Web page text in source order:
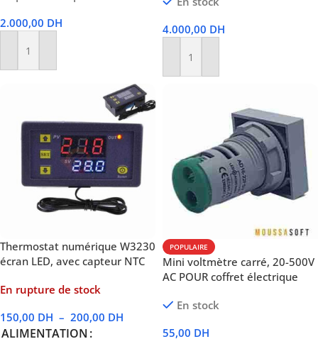
2.000,00 DH
Ajouter Au Panier
4.000,00 DH
Ajouter Au Panier
Thermostat numérique W3230
écran LED, avec capteur NTC
En rupture de stock
150,00 DH – 200,00 DH
ALIMENTATION
POPULAIRE
Mini voltmètre carré, 20-500V
AC POUR coffret électrique
En stock
55,00 DH